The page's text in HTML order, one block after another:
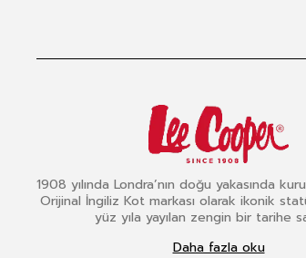
1908 yılında Londra’nın doğu yakasında
Orijinal İngiliz Kot markası olarak ikonik
yüz yıla yayılan zengin bir tarihe
Daha fazla oku